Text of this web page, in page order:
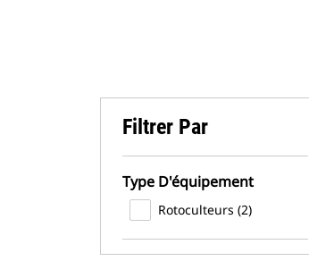
Filtrer Par
Type D'équipement
Rotoculteurs (2)